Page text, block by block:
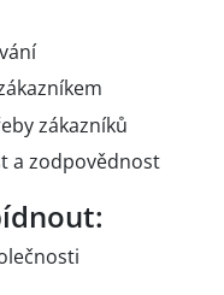
zákazníků
a zodpovědnost